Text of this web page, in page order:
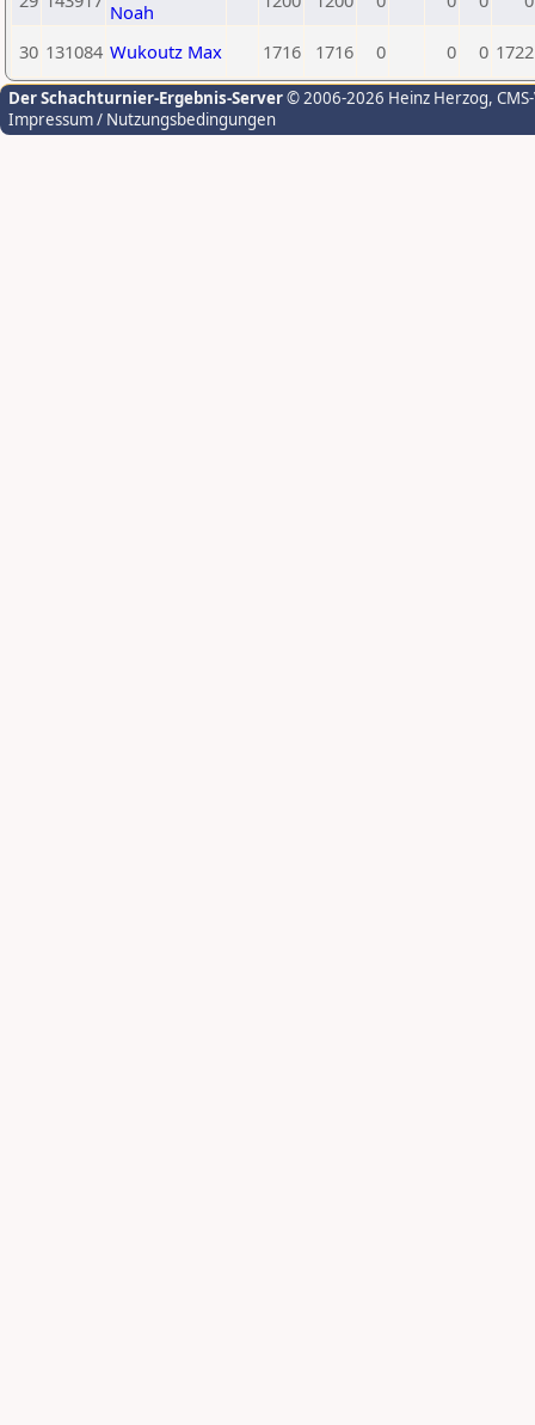
Noah
30 131084 Wukoutz Max 1716 1716 0 0 0 1722
Der Schachturnier-Ergebnis-Server© 2006-2026 Heinz Herzog,
Impressum / Nutzungsbedingungen